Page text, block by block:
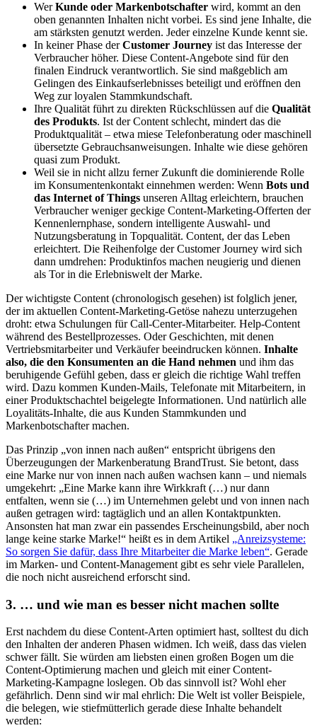
WerKunde oder Markenbotschafter wird, kommt an den
oben genannten Inhalten nicht vorbei. Es sind jene Inhalte, die
am stärksten genutzt werden. Jeder einzelne Kunde kennt sie.
In keiner Phase derCustomer Journey ist das Interesse der
Verbraucher höher. Diese Content-Angebote sind für den
finalen Eindruck verantwortlich. Sie sind maßgeblich am
Gelingen des Einkaufserlebnisses beteiligt und eröffnen den
Weg zur loyalen Stammkundschaft.
Ihre Qualität führt zu direkten Rückschlüssen auf die Qualität
des Produkts. Ist der Content schlecht, mindert das die
Produktqualität – etwa miese Telefonberatung oder maschinell
übersetzte Gebrauchsanweisungen. Inhalte wie diese gehören
quasi zum Produkt.
Weil sie in nicht allzu ferner Zukunft die dominierende Rolle
im Konsumentenkontakt einnehmen werden: Wenn Bots und
das Internet of Things unseren Alltag erleichtern, brauchen
Verbraucher weniger geckige Content-Marketing-Offerten der
Kennenlernphase, sondern intelligente Auswahl- und
Nutzungsberatung in Topqualität. Content, der das Leben
erleichtert. Die Reihenfolge der Customer Journey wird sich
dann umdrehen: Produktinfos machen neugierig und dienen
als Tor in die Erlebniswelt der Marke.
Der wichtigste Content (chronologisch gesehen) ist folglich jener,
der im aktuellen Content-Marketing-Getöse nahezu unterzugehen
droht: etwa Schulungen für Call-Center-Mitarbeiter. Help-Content
während des Bestellprozesses. Oder Geschichten, mit denen
Vertriebsmitarbeiter und Verkäufer beeindrucken können. Inhalte
also, die den Konsumenten an die Hand nehmen und ihm das
beruhigende Gefühl geben, dass er gleich die richtige Wahl treffen
wird. Dazu kommen Kunden-Mails, Telefonate mit Mitarbeitern, in
einer Produktschachtel beigelegte Informationen. Und natürlich alle
Loyalitäts-Inhalte, die aus Kunden Stammkunden und
Markenbotschafter machen.
Das Prinzip „von innen nach außen“ entspricht übrigens den
Überzeugungen der Markenberatung BrandTrust. Sie betont, dass
eine Marke nur von innen nach außen wachsen kann – und niemals
umgekehrt: „Eine Marke kann ihre Wirkkraft (…) nur dann
entfalten, wenn sie (…) im Unternehmen gelebt und von innen nach
außen getragen wird: tagtäglich und an allen Kontaktpunkten.
Ansonsten hat man zwar ein passendes Erscheinungsbild, aber noch
lange keine starke Marke!“ heißt es in dem Artikel „Anreizsysteme:
So sorgen Sie dafür, dass Ihre Mitarbeiter die Marke leben“. Gerade
im Marken- und Content-Management gibt es sehr viele Parallelen,
die noch nicht ausreichend erforscht sind.
3. … und wie man es besser nicht machen sollte
Erst nachdem du diese Content-Arten optimiert hast, solltest du dich
den Inhalten der anderen Phasen widmen. Ich weiß, dass das vielen
schwer fällt. Sie würden am liebsten einen großen Bogen um die
Content-Optimierung machen und gleich mit einer Content-
Marketing-Kampagne loslegen. Ob das sinnvoll ist? Wohl eher
gefährlich. Denn sind wir mal ehrlich: Die Welt ist voller Beispiele,
die belegen, wie stiefmütterlich gerade diese Inhalte behandelt
werden: